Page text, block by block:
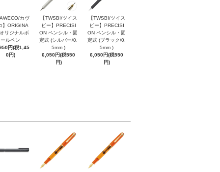
カヴ
】ORIGINA
リジナルボ
ールペン
円(税1,45
0円)
【TWSBI/ツイス
ビー】PRECISI
ON ペンシル・固
定式 (シルバー/0.
5mm )
6,050円(税550
円)
【TWSBI/ツイス
ビー】PRECISI
ON ペンシル・固
定式 (ブラック/0.
5mm )
6,050円(税550
円)